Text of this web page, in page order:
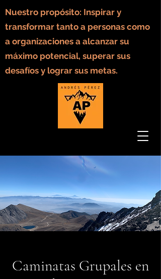
Nuestro propósito: Inspirar y
transformar tanto a personas como
a organizaciones a alcanzar su
máximo potencial, superar sus
desafíos y lograr sus metas.
Caminatas Grupales en